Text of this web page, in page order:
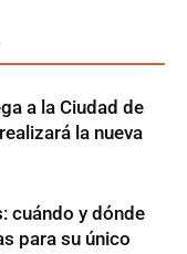
a la Ciudad de
la nueva
cuándo y dónde
para su único